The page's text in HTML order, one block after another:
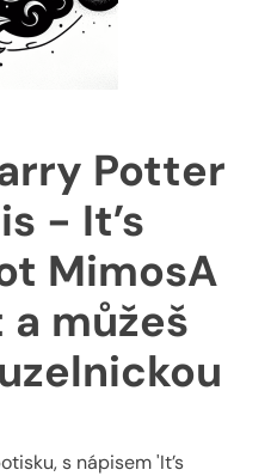
Potter
- It’s
MimosA
můžeš
s nápisem 'It’s